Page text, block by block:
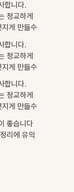
합니다.
정교하게
게 만들수
합니다.
정교하게
게 만들수
합니다.
정교하게
게 만들수
좋습니다
리에 유익